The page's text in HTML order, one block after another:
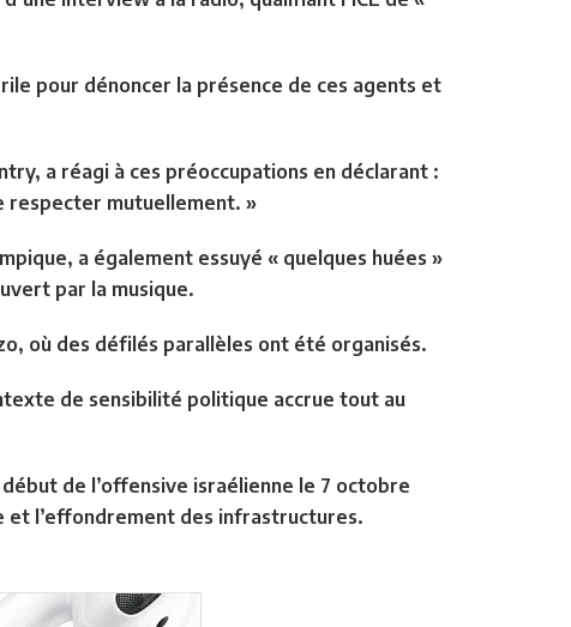
pour dénoncer la présence de ces agents et
a réagi à ces préoccupations en déclarant :
respecter mutuellement. »
a également essuyé « quelques huées »
par la musique.
où des défilés parallèles ont été organisés.
de sensibilité politique accrue tout au
de l’offensive israélienne le 7 octobre
et l’effondrement des infrastructures.